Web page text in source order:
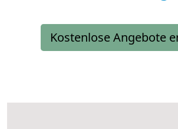
Kostenlose Angebote